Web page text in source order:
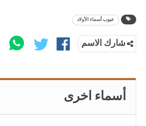
عيوب أسماء الأولاد
شارك الاسم
أسماء اخرى